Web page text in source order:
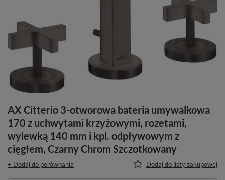
AX Citterio 3-otworowa bateria umywalkowa
170 z uchwytami krzyżowymi, rozetami,
wylewką 140 mm i kpl. odpływowym z
cięgłem, Czarny Chrom Szczotkowany
+ Dodaj do porównania Dodaj do listy zakupowej